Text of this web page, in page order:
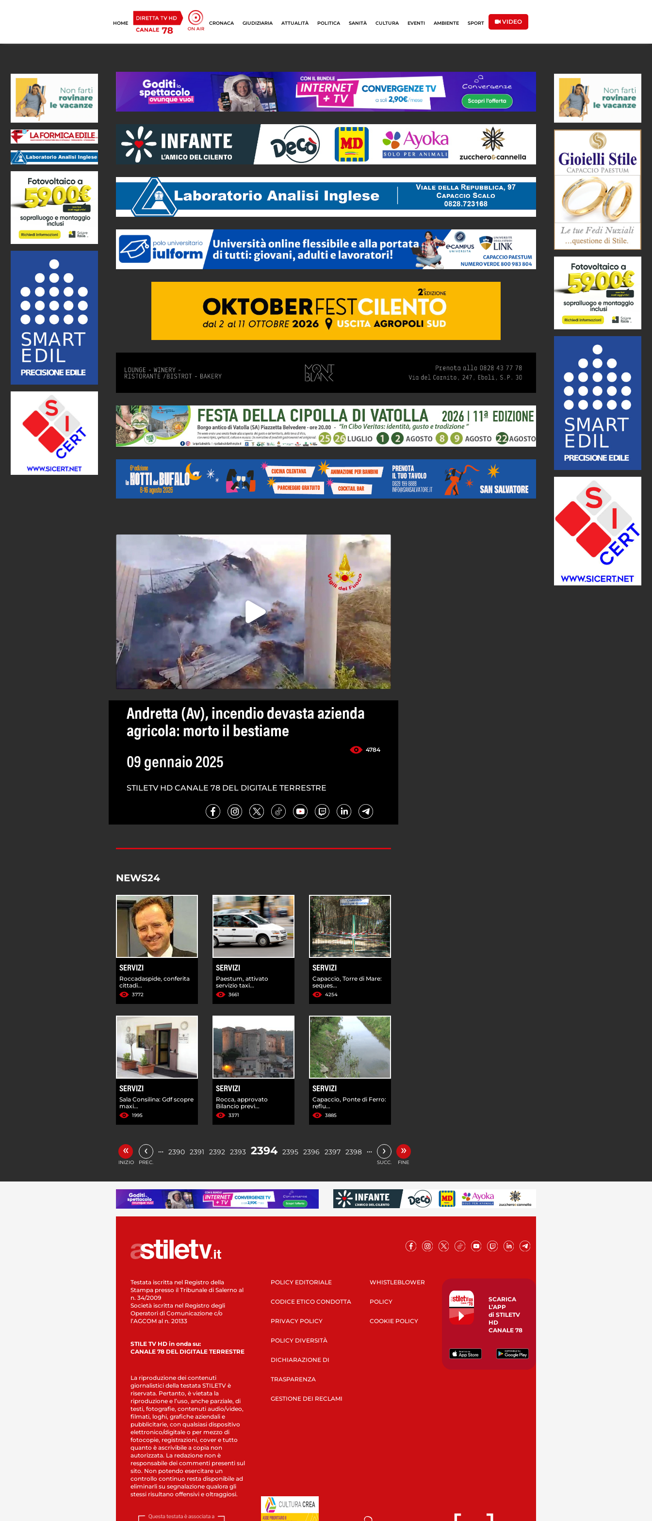
HOME CRONACA GIUDIZIARIA ATTUALITÀ POLITICA SANITÀ CULTURA EVENTI AMBIENTE SPORT VIDEO
Andretta (Av), incendio devasta azienda
agricola: morto il bestiame
4784
09 gennaio 2025
STILETV HD CANALE 78 DEL DIGITALE TERRESTRE
NEWS24
SERVIZI
Roccadaspide, conferita
cittadi...
3772
SERVIZI
Paestum, attivato
servizio taxi...
3661
SERVIZI
Capaccio, Torre di Mare:
seques...
4254
SERVIZI
Sala Consilina: Gdf scopre
maxi...
1995
SERVIZI
Rocca, approvato
Bilancio previ...
3371
SERVIZI
Capaccio, Ponte di Ferro:
reflu...
3885
«
INIZIO
‹
PREC.
… 2390 2391 2392 2393 2394 2395 2396 2397 2398 … ›
SUCC.
»
FINE
Testata iscritta nel Registro della
Stampa presso il Tribunale di Salerno al
n. 34/2009
Società iscritta nel Registro degli
Operatori di Comunicazione c/o
l’AGCOM al n. 20133
STILE TV HD in onda su:
CANALE 78 DEL DIGITALE TERRESTRE
La riproduzione dei contenuti
giornalistici della testata STILETV è
riservata. Pertanto, è vietata la
riproduzione e l’uso, anche parziale, di
testi, fotografie, contenuti audio/video,
filmati, loghi, grafiche aziendali e
pubblicitarie, con qualsiasi dispositivo
elettronico/digitale o per mezzo di
fotocopie, registrazioni, cover e tutto
quanto è ascrivibile a copia non
autorizzata. La redazione non è
responsabile dei commenti presenti sul
sito. Non potendo esercitare un
controllo continuo resta disponibile ad
eliminarli su segnalazione qualora gli
stessi risultano offensivi e oltraggiosi.
POLICY EDITORIALE
CODICE ETICO CONDOTTA
PRIVACY POLICY
POLICY DIVERSITÀ
DICHIARAZIONE DI
TRASPARENZA
GESTIONE DEI RECLAMI
WHISTLEBLOWER
POLICY
COOKIE POLICY
SCARICA
L’APP
di STILETV
HD
CANALE 78